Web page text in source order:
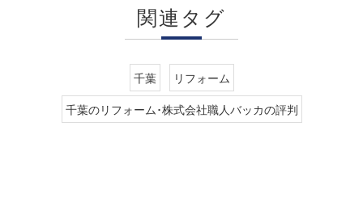
関連タグ
千葉
リフォーム
千葉のリフォーム･株式会社職人バッカの評判